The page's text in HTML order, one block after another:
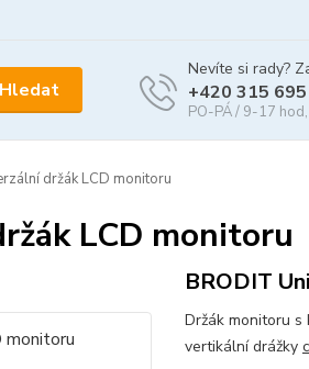
Hledat
Nevíte si rady?
+420 315
PO-PÁ / 9-17
držák LCD monitoru
LCD monitoru
BRODIT
Držák monitoru s
vertikální drážky